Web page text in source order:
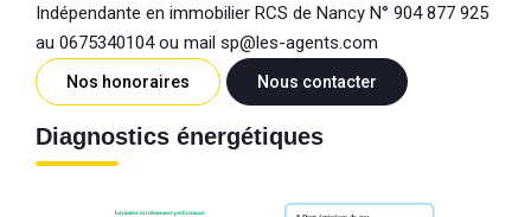
Indépendante en immobilier RCS de Nancy N° 904 877 925
au 0675340104 ou mail sp@les-agents.com
Nos honoraires Nous contacter
Diagnostics énergétiques